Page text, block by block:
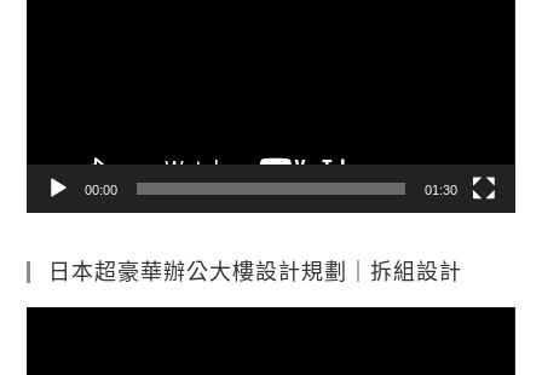
00:00 01:30
日本超豪華辦公大樓設計規劃｜拆組設計